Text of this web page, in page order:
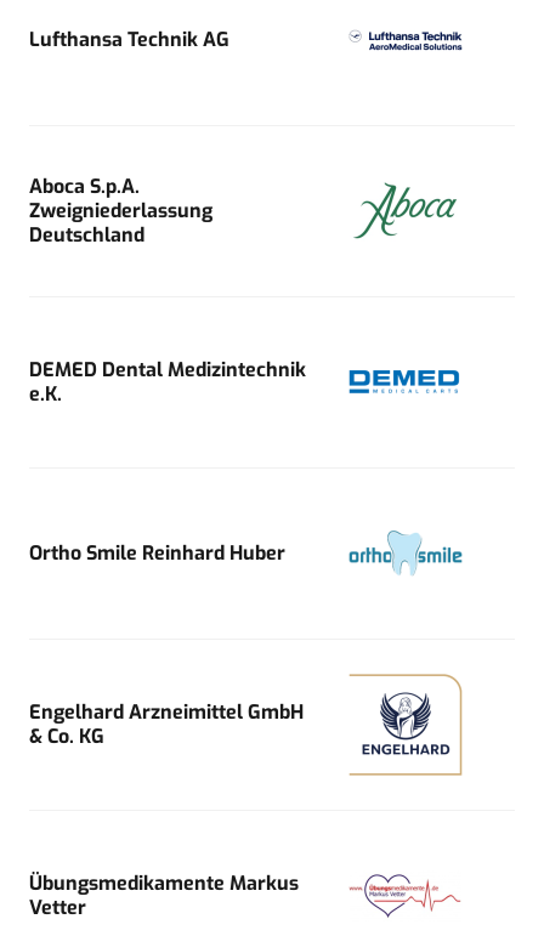
Lufthansa Technik AG
Aboca S.p.A.
Zweigniederlassung
Deutschland
DEMED Dental Medizintechnik
e.K.
Ortho Smile Reinhard Huber
Engelhard Arzneimittel GmbH
& Co. KG
Übungsmedikamente Markus
Vetter